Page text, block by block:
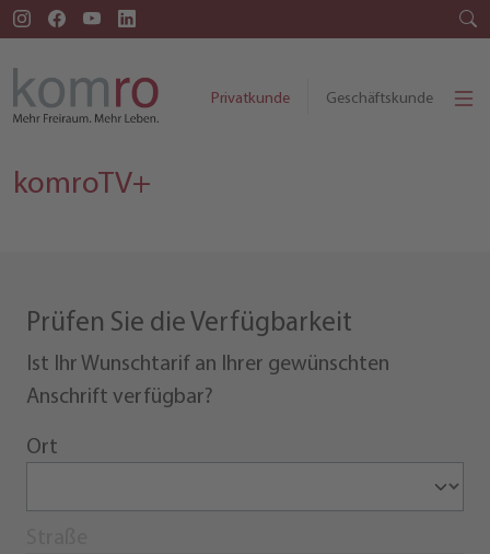
Privatkunde Geschäftskunde
komroTV+
Prüfen Sie die Verfügbarkeit
Ist Ihr Wunschtarif an Ihrer gewünschten
Anschrift verfügbar?
Ort